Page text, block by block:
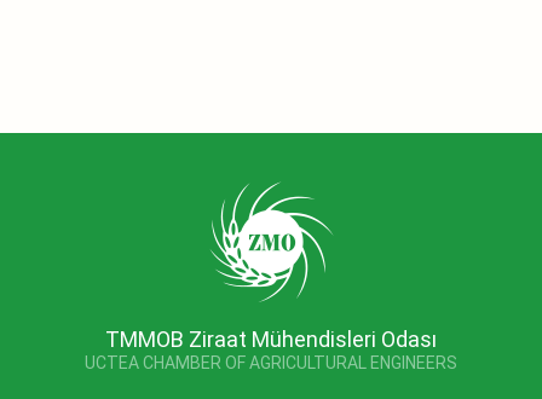
TMMOB Ziraat Mühendisleri Odası
UCTEA CHAMBER OF AGRICULTURAL ENGINEERS